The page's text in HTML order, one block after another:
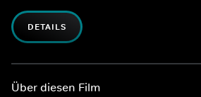
DETAILS
Über diesen Film